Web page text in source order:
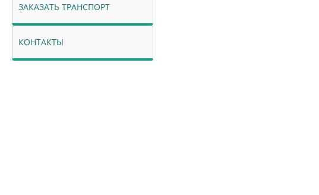
ЗАКАЗАТЬ ТРАНСПОРТ
КОНТАКТЫ